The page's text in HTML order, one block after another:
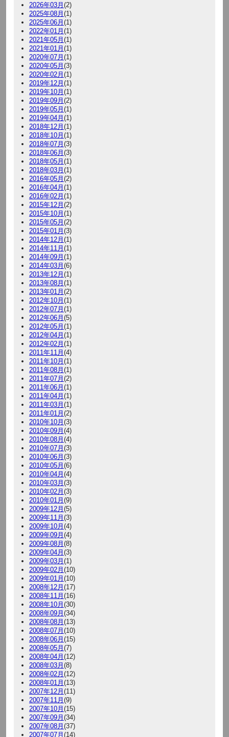
2026年03月(2)
2025年08月(1)
2025年06月(1)
2022年01月(1)
2021年05月(1)
2021年01月(1)
2020年07月(1)
2020年05月(3)
2020年02月(1)
2019年12月(1)
2019年10月(1)
2019年09月(2)
2019年05月(1)
2019年04月(1)
2018年12月(1)
2018年10月(1)
2018年07月(3)
2018年06月(3)
2018年05月(1)
2018年03月(1)
2016年05月(2)
2016年04月(1)
2016年02月(1)
2015年12月(2)
2015年10月(1)
2015年05月(2)
2015年01月(3)
2014年12月(1)
2014年11月(1)
2014年09月(1)
2014年03月(6)
2013年12月(1)
2013年08月(1)
2013年01月(2)
2012年10月(1)
2012年07月(1)
2012年06月(5)
2012年05月(1)
2012年04月(1)
2012年02月(1)
2011年11月(4)
2011年10月(1)
2011年08月(1)
2011年07月(2)
2011年06月(1)
2011年04月(1)
2011年03月(1)
2011年01月(2)
2010年10月(3)
2010年09月(4)
2010年08月(4)
2010年07月(3)
2010年06月(3)
2010年05月(6)
2010年04月(4)
2010年03月(3)
2010年02月(3)
2010年01月(9)
2009年12月(5)
2009年11月(3)
2009年10月(4)
2009年09月(4)
2009年08月(8)
2009年04月(3)
2009年03月(1)
2009年02月(10)
2009年01月(10)
2008年12月(17)
2008年11月(16)
2008年10月(30)
2008年09月(34)
2008年08月(13)
2008年07月(10)
2008年06月(15)
2008年05月(7)
2008年04月(12)
2008年03月(8)
2008年02月(12)
2008年01月(13)
2007年12月(11)
2007年11月(9)
2007年10月(15)
2007年09月(34)
2007年08月(37)
2007年07月(14)